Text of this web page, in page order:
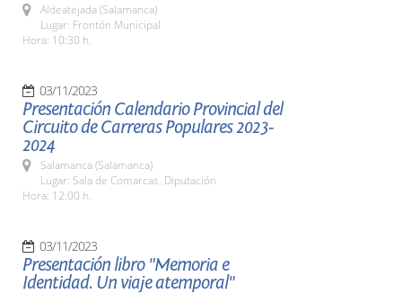
Aldeatejada (Salamanca)
Lugar: Frontón Municipal
Hora: 10:30 h.
03/11/2023
Presentación Calendario Provincial del
Circuito de Carreras Populares 2023-
2024
Salamanca (Salamanca)
Lugar: Sala de Comarcas. Diputación
Hora: 12:00 h.
03/11/2023
Presentación libro "Memoria e
Identidad. Un viaje atemporal"